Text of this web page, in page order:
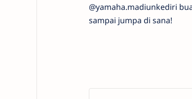
@yamaha.madiunkediri
sampai jumpa di sana!